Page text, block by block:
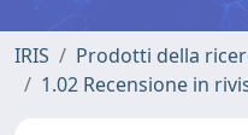
IRIS Prodotti della
1.02 Recensione in